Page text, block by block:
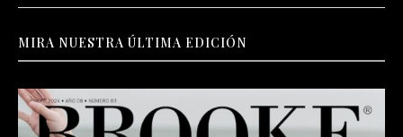
MIRA NUESTRA ÚLTIMA EDICIÓN